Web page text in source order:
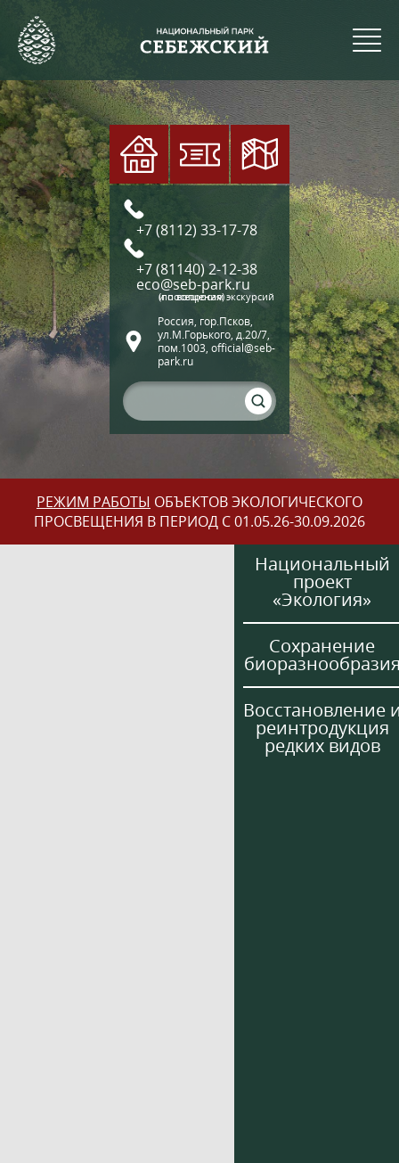
+7 (8112) 33-17-78
+7 (81140) 2-12-38
eco@seb-park.ru
(по вопросам экскурсий и посещения)
Россия, гор.Псков,
ул.М.Горького, д.20/7,
пом.1003, official@seb-
park.ru
РЕЖИМ РАБОТЫ ОБЪЕКТОВ ЭКОЛОГИЧЕСКОГО
ПРОСВЕЩЕНИЯ В ПЕРИОД С 01.05.26-30.09.2026
Национальный
проект
«Экология»
Сохранение
Восстановление
реинтродукция
редких видов